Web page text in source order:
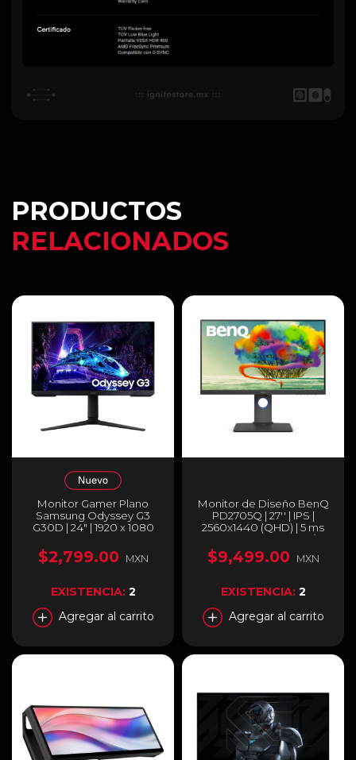
PRODUCTOS
RELACIONADOS
Monitor Gamer Plano
Samsung Odyssey G3
G30D | 24" | 1920 x 1080
(MPRT) | AMD FreeSync /
HDR10 | HDMI 2.0 /
3.5mm | Negro |
LS24DG300ELXZX
$2,799.00 MXN
EXISTENCIA: 2
Agregar al carrito
Monitor de Diseño BenQ
PD2705Q | 27'' | IPS |
2560x1440 (QHD) | 5 ms
(GtG) | 60Hz | HDMI /
DisplayPort | Altavoz
Integrado | 9H.LJELA.TBL
$9,499.00 MXN
EXISTENCIA: 2
Agregar al carrito